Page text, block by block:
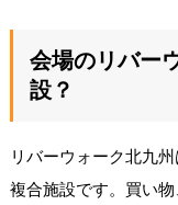
会場のリバー
設？
リバーウォーク北九
複合施設です。買い